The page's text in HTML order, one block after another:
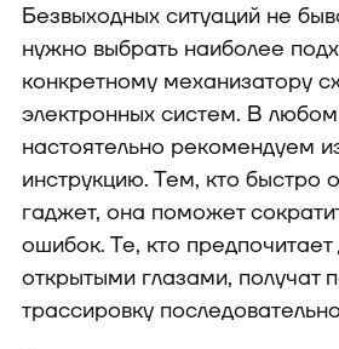
Безвыходных ситуаций не
нужно выбрать наиболее
конкретному механизатору
электронных систем. В
настоятельно рекомендуем
инструкцию. Тем, кто быстро
гаджет, она поможет
ошибок. Те, кто предпочитает
открытыми глазами, получат
трассировку